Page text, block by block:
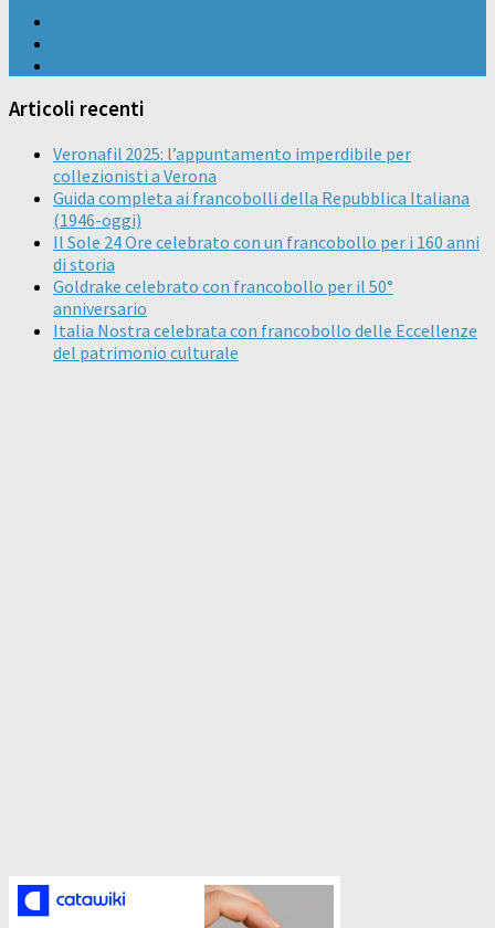
Articoli recenti
Veronafil 2025: l’appuntamento imperdibile per
collezionisti a Verona
Guida completa ai francobolli della Repubblica Italiana
(1946-oggi)
Il Sole 24 Ore celebrato con un francobollo per i 160 anni
di storia
Goldrake celebrato con francobollo per il 50°
anniversario
Italia Nostra celebrata con francobollo delle Eccellenze
del patrimonio culturale